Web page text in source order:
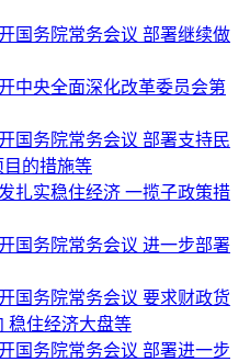
国务院常务会议 部署继续做
中央全面深化改革委员会第
国务院常务会议 部署支持民
的措施等
扎实稳住经济 一揽子政策措
国务院常务会议 进一步部署
国务院常务会议 要求财政货
稳住经济大盘等
国务院常务会议 部署进一步